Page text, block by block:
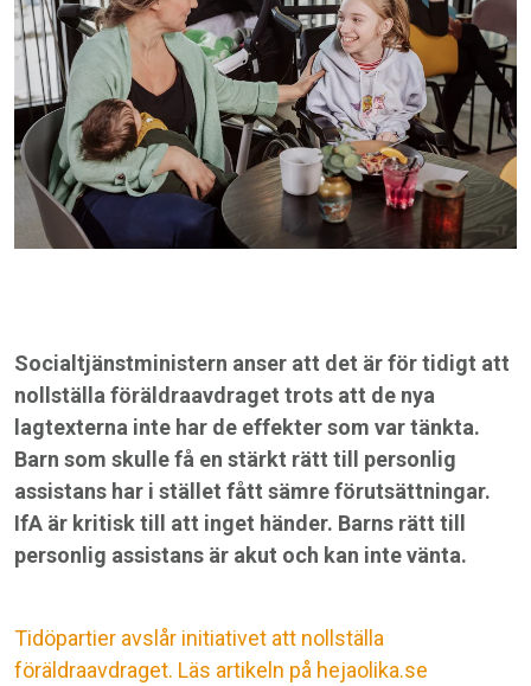
Socialtjänstministern anser att det är för tidigt att
nollställa föräldraavdraget trots att de nya
lagtexterna inte har de effekter som var tänkta.
Barn som skulle få en stärkt rätt till personlig
assistans har i stället fått sämre förutsättningar.
IfA är kritisk till att inget händer. Barns rätt till
personlig assistans är akut och kan inte vänta.
Tidöpartier avslår initiativet att nollställa
föräldraavdraget. Läs artikeln på hejaolika.se